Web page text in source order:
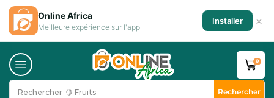
Rechercher 🥛 Milk Rechercher
0
Online Africa
Meilleure expérience sur l'app
Installer ×